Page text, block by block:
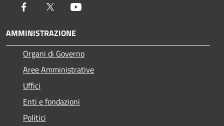
Facebook Twitter
AMMINISTRAZIONE
Organi di Governo
Aree Amministrative
Uffici
Enti e fondazioni
Politici